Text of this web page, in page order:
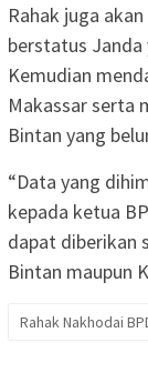
Rahak juga
berstatus Janda
Kemudian
Makassar serta
Bintan yang
“Data yang
kepada ketua
dapat diberikan
Bintan maupun
Rahak Nakhodai